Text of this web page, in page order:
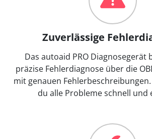
Zuverlässige
Das autoaid PRO Diagnosegerät
präzise Fehlerdiagnose über die
mit genauen
du alle Probleme schnell und